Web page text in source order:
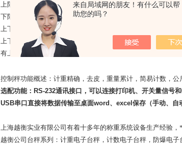
来自局域网的朋友！有什么可以帮
助您的吗？
上限报警：设定一个zui大值，物品高于设定的zui大值就报警
下限报警：设定一个zui小值，物品低于设定的zui小值就报警
上下限内报警：设定一个zui大值，设定一个zui小值，物品在
上下限外报警：设定一个zui大值，设定一个zui小值，物品在
有上下限报警指示灯（红黄绿三种灯）并和声音报警同步。
控制秤功能概述：计重精确，去皮，重量累计，简易计数，公
选配功能： RS-232通讯接口，可以连接打印机、开关量信号和
USB串口直接将数据传输至桌面word 、 excel 保存（手动、自
上海越衡实业有限公司有着十多年的称重系统设备生产经验
越衡公司台秤系列：计重电子台秤，计数电子台秤，防爆电